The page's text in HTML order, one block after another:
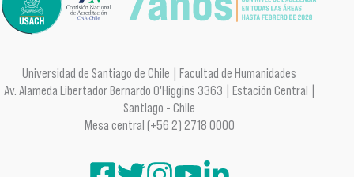
Universidad de Santiago de Chile | Facultad de Humanidades
Av. Alameda Libertador Bernardo O'Higgins 3363 | Estación Central |
Santiago - Chile
Mesa central (+56 2) 2718 0000